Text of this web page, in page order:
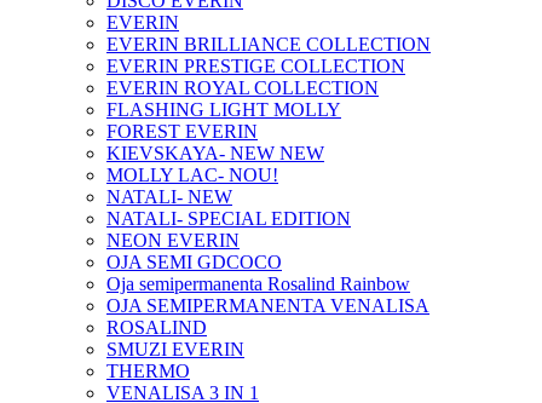
EVERIN
EVERIN BRILLIANCE COLLECTION
EVERIN PRESTIGE COLLECTION
EVERIN ROYAL COLLECTION
FLASHING LIGHT MOLLY
FOREST EVERIN
KIEVSKAYA- NEW NEW
MOLLY LAC- NOU!
NATALI- NEW
NATALI- SPECIAL EDITION
NEON EVERIN
OJA SEMI GDCOCO
Oja semipermanenta Rosalind Rainbow
OJA SEMIPERMANENTA VENALISA
ROSALIND
SMUZI EVERIN
THERMO
VENALISA 3 IN 1